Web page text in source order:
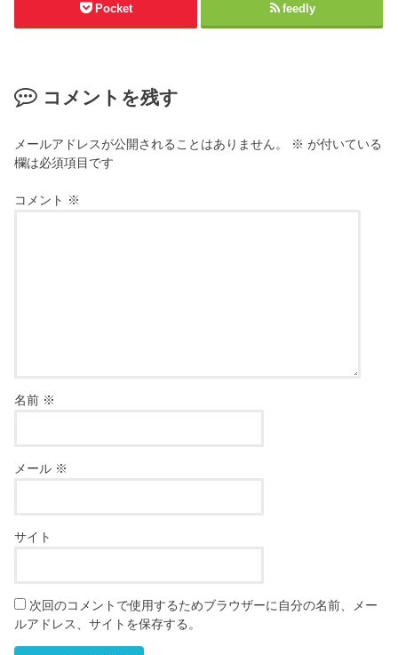
Pocket feedly
コメントを残す
メールアドレスが公開されることはありません。 ※ が付いている
欄は必須項目です
コメント ※
名前 ※
メール ※
サイト
次回のコメントで使用するためブラウザーに自分の名前、メー
ルアドレス、サイトを保存する。